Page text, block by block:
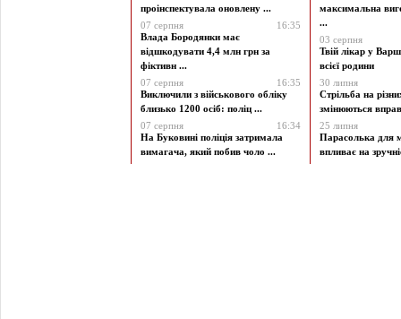
проінспектувала оновлену ...
07 серпня
16:35
Влада Бородянки має
відшкодувати 4,4 млн грн за
фіктивн ...
07 серпня
16:35
Виключили з військового обліку
близько 1200 осіб: поліц ...
07 серпня
16:34
На Буковині поліція затримала
вимагача, який побив чоло ...
максимальна
...
03 серпня
Твій лікар у
всієї родини
30 липня
Стрільба на
змінюються
25 липня
Парасолька для
впливає на